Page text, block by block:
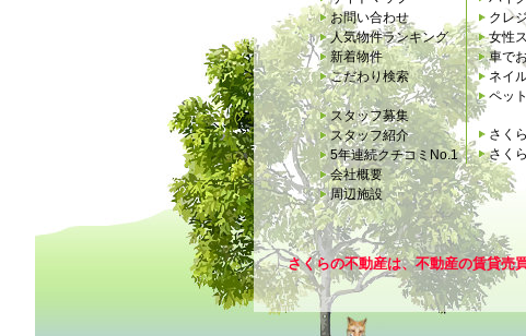
お問い合わせ
人気物件ランキング
新着物件
こだわり検索
スタッフ募集
スタッフ紹介
5年連続クチコミNo.1
会社概要
周辺施設
クレ
女性
車で
ネイ
ペッ
さく
さく
さくらの不動産は、不動産の賃貸売